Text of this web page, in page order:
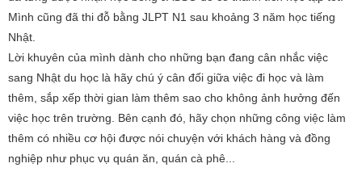
Mình cũng đã thi đỗ bằng JLPT N1 sau khoảng 3 năm học tiếng
Nhật.
Lời khuyên của mình dành cho những bạn đang cân nhắc việc
sang Nhật du học là hãy chú ý cân đối giữa việc đi học và làm
thêm, sắp xếp thời gian làm thêm sao cho không ảnh hưởng đến
việc học trên trường. Bên cạnh đó, hãy chọn những công việc làm
thêm có nhiều cơ hội được nói chuyện với khách hàng và đồng
nghiệp như phục vụ quán ăn, quán cà phê...